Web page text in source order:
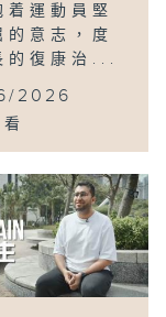
着運動員堅
的意志，度
的復康治...
2026